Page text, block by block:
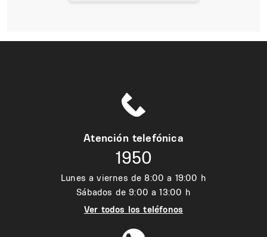
Atención telefónica
1950
Lunes a viernes de 8:00 a 19:00 h
Sábados de 9:00 a 13:00 h
Ver todos los teléfonos